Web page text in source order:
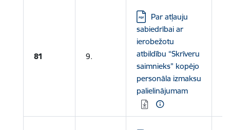
81 9.
Lejupielādēt:
Par atļauju
sabiedrībai ar
ierobežotu
atbildību “Skrīveru
saimnieks” kopējo
personāla izmaksu
palielinājumam